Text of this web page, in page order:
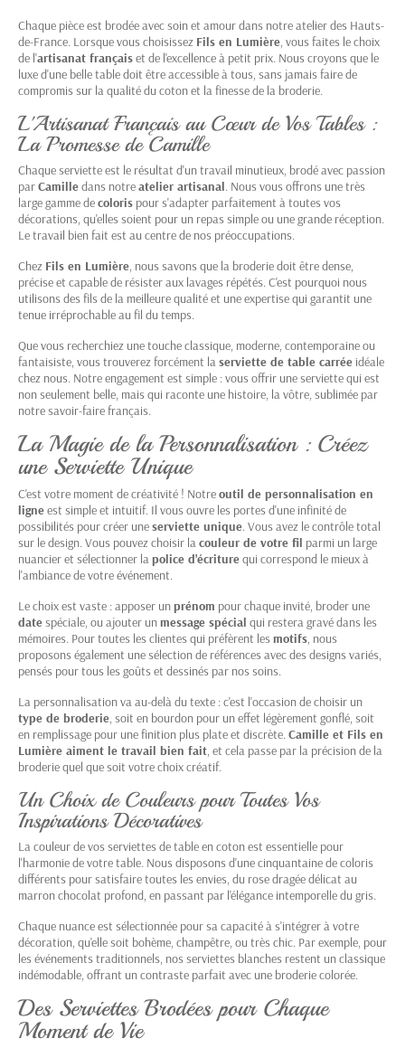
Chaque pièce est brodée avec soin et amour dans notre atelier des Hauts-
de-France. Lorsque vous choisissez Fils en Lumière, vous faites le choix
de l'artisanat françaiset de l'excellence à petit prix. Nous croyons que le
luxe d'une belle table doit être accessible à tous, sans jamais faire de
compromis sur la qualité du coton et la finesse de la broderie.
L'Artisanat Français au Cœur de Vos Tables :
La Promesse de Camille
Chaque serviette est le résultat d'un travail minutieux, brodé avec passion
parCamilledans notreatelier artisanal. Nous vous offrons une très
large gamme decoloris pour s'adapter parfaitement à toutes vos
décorations, qu'elles soient pour un repas simple ou une grande réception.
Le travail bien fait est au centre de nos préoccupations.
Chez Fils en Lumière, nous savons que la broderie doit être dense,
précise et capable de résister aux lavages répétés. C'est pourquoi nous
utilisons des fils de la meilleure qualité et une expertise qui garantit une
tenue irréprochable au fil du temps.
Que vous recherchiez une touche classique, moderne, contemporaine ou
fantaisiste, vous trouverez forcément laserviette de table carrée idéale
chez nous. Notre engagement est simple : vous offrir une serviette qui est
non seulement belle, mais qui raconte une histoire, la vôtre, sublimée par
notre savoir-faire français.
La Magie de la Personnalisation : Créez
une Serviette Unique
C'est votre moment de créativité ! Notreoutil de personnalisation en
ligneest simple et intuitif. Il vous ouvre les portes d'une infinité de
possibilités pour créer uneserviette unique. Vous avez le contrôle total
sur le design. Vous pouvez choisir lacouleur de votre fil parmi un large
nuancier et sélectionner lapolice d'écriturequi correspond le mieux à
l'ambiance de votre événement.
Le choix est vaste : apposer unprénom pour chaque invité, broder une
date spéciale, ou ajouter unmessage spécial qui restera gravé dans les
mémoires. Pour toutes les clientes qui préfèrent lesmotifs, nous
proposons également une sélection de références avec des designs variés,
pensés pour tous les goûts et dessinés par nos soins.
La personnalisation va au-delà du texte : c'est l'occasion de choisir un
type de broderie, soit en bourdon pour un effet légèrement gonflé, soit
en remplissage pour une finition plus plate et discrète.Camille et Fils en
Lumière aiment le travail bien fait, et cela passe par la précision de la
broderie quel que soit votre choix créatif.
Un Choix de Couleurs pour Toutes Vos
Inspirations Décoratives
La couleur de vos serviettes de table en cotonest essentielle pour
l'harmonie de votre table. Nous disposons d'une cinquantaine de coloris
différents pour satisfaire toutes les envies, du rose dragée délicat au
marron chocolat profond, en passant par l'élégance intemporelle du gris.
Chaque nuance est sélectionnée pour sa capacité à s'intégrer à votre
décoration, qu'elle soit bohème, champêtre, ou très chic. Par exemple, pour
les événements traditionnels, nos serviettes blanches restent un classique
indémodable, offrant un contraste parfait avec une broderie colorée.
Des Serviettes Brodées pour Chaque
Moment de Vie